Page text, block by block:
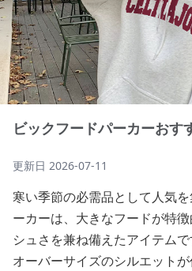
ビックフードパーカーおす
更新日 2026-07-11
寒い季節の必需品として人気
ーカーは、大きなフードが特
シュさを兼ね備えたアイテムで
オーバーサイズのシルエットが